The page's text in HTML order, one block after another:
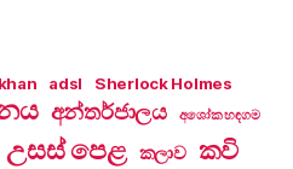
adsl Sherlock Holmes
අන්තර්ජාලය අශෝක හඳගම
උසස් පෙළ කලාව කවි